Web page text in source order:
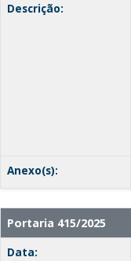
Descrição:
Anexo(s):
Portaria 415/2025
Data: